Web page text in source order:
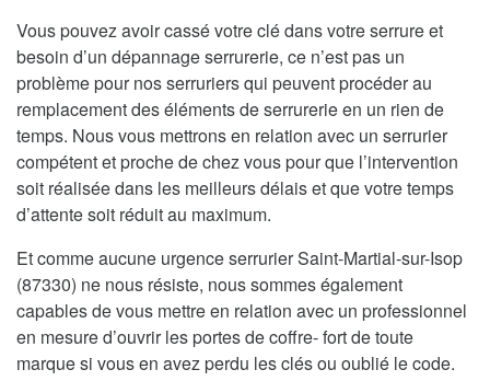
Vous pouvez avoir cassé votre clé dans votre serrure et
besoin d’un dépannage serrurerie, ce n’est pas un
problème pour nos serruriers qui peuvent procéder au
remplacement des éléments de serrurerie en un rien de
temps. Nous vous mettrons en relation avec un serrurier
compétent et proche de chez vous pour que l’intervention
soit réalisée dans les meilleurs délais et que votre temps
d’attente soit réduit au maximum.
Et comme aucune urgence serrurier Saint-Martial-sur-Isop
(87330) ne nous résiste, nous sommes également
capables de vous mettre en relation avec un professionnel
en mesure d’ouvrir les portes de coffre- fort de toute
marque si vous en avez perdu les clés ou oublié le code.